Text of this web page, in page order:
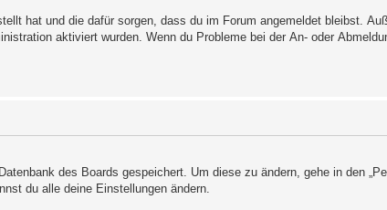
hat und die dafür sorgen, dass du im Forum angemeldet bleibst.
aktiviert wurden. Wenn du Probleme bei der An- oder
des Boards gespeichert. Um diese zu ändern, gehe in den
du alle deine Einstellungen ändern.